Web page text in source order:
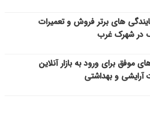
های برتر فروش و تعمیرات
در شهرک غرب
موفق برای ورود به بازار آنلاین
و بهداشتی